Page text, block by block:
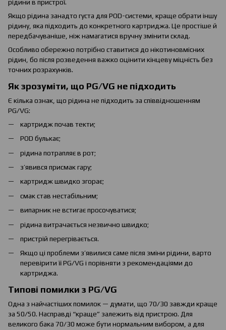
рідини в пристрої.
Якщо рідина занадто густа для POD-системи, краще обрати іншу
рідину, яка підходить до конкретного картриджа. Це простіше й
передбачуваніше, ніж намагатися вручну змінити склад.
Особливо обережно потрібно ставитися до нікотиновмісних
рідин, бо після розведення важко оцінити кінцеву міцність без
точних розрахунків.
Як зрозуміти, що PG/VG не підходить
Є кілька ознак, що рідина не підходить за співвідношенням
PG/VG:
картридж почав текти;
POD булькає;
рідина потрапляє в рот;
з’явився присмак гару;
картридж швидко згорає;
смак став нестабільним;
випарник не встигає просочуватися;
рідина витрачається незвично швидко;
пристрій перегрівається.
Якщо ці проблеми з’явилися саме після зміни рідини, варто
перевірити її PG/VG і порівняти з рекомендаціями до
картриджа.
Типові помилки з PG/VG
Одна з найчастіших помилок — думати, що 70/30 завжди краще
за 50/50. Насправді “краще” залежить від пристрою. Для
великого бака 70/30 може бути нормальним вибором, а для